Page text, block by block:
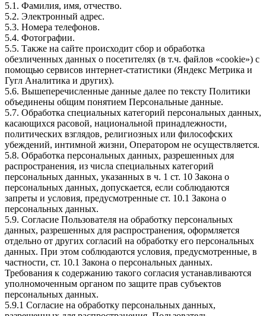
5.1. Фамилия, имя, отчество.
5.2. Электронный адрес.
5.3. Номера телефонов.
5.4. Фотографии.
5.5. Также на сайте происходит сбор и обработка
обезличенных данных о посетителях (в т.ч. файлов «cookie») с
помощью сервисов интернет-статистики (Яндекс Метрика и
Гугл Аналитика и других).
5.6. Вышеперечисленные данные далее по тексту Политики
объединены общим понятием Персональные данные.
5.7. Обработка специальных категорий персональных данных,
касающихся расовой, национальной принадлежности,
политических взглядов, религиозных или философских
убеждений, интимной жизни, Оператором не осуществляется.
5.8. Обработка персональных данных, разрешенных для
распространения, из числа специальных категорий
персональных данных, указанных в ч. 1 ст. 10 Закона о
персональных данных, допускается, если соблюдаются
запреты и условия, предусмотренные ст. 10.1 Закона о
персональных данных.
5.9. Согласие Пользователя на обработку персональных
данных, разрешенных для распространения, оформляется
отдельно от других согласий на обработку его персональных
данных. При этом соблюдаются условия, предусмотренные, в
частности, ст. 10.1 Закона о персональных данных.
Требования к содержанию такого согласия устанавливаются
уполномоченным органом по защите прав субъектов
персональных данных.
5.9.1 Согласие на обработку персональных данных,